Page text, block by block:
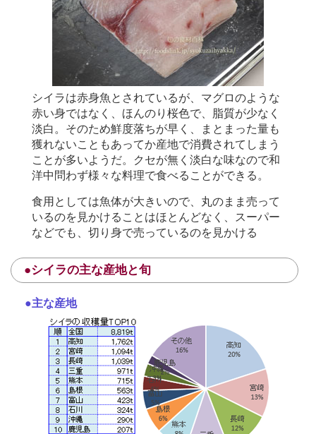
シイラは赤身魚とされているが、マグロのような
赤い身ではなく、ほんのり桜色で、脂質が少なく
淡白。そのため鮮度落ちが早く、まとまった量も
獲れないこともあってか産地で消費されてしまう
ことが多いようだ。クセが無く淡白な味なので和
洋中問わず様々な料理で食べることができる。
食用としては魚体が大きいので、丸のまま売って
いるのを見かけることはほとんどなく、スーパー
などでも、切り身で売っているのを見かける
●シイラの主な産地と旬
●主な産地